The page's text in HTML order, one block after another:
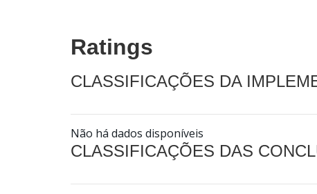
Ratings
CLASSIFICAÇÕES DA
Não há dados disponíveis
CLASSIFICAÇÕES DAS